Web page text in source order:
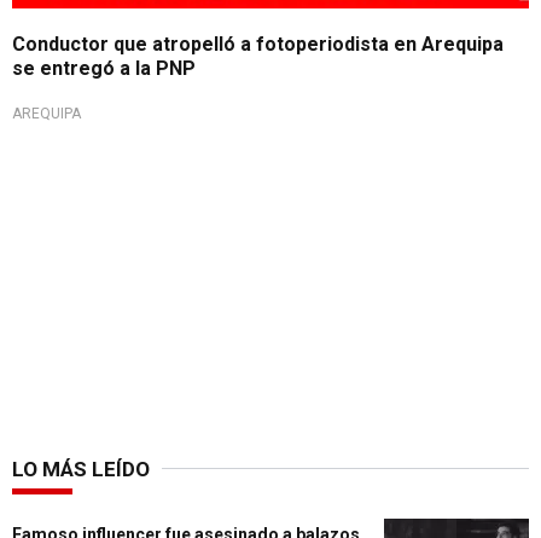
Conductor que atropelló a fotoperiodista en Arequipa
se entregó a la PNP
AREQUIPA
LO MÁS LEÍDO